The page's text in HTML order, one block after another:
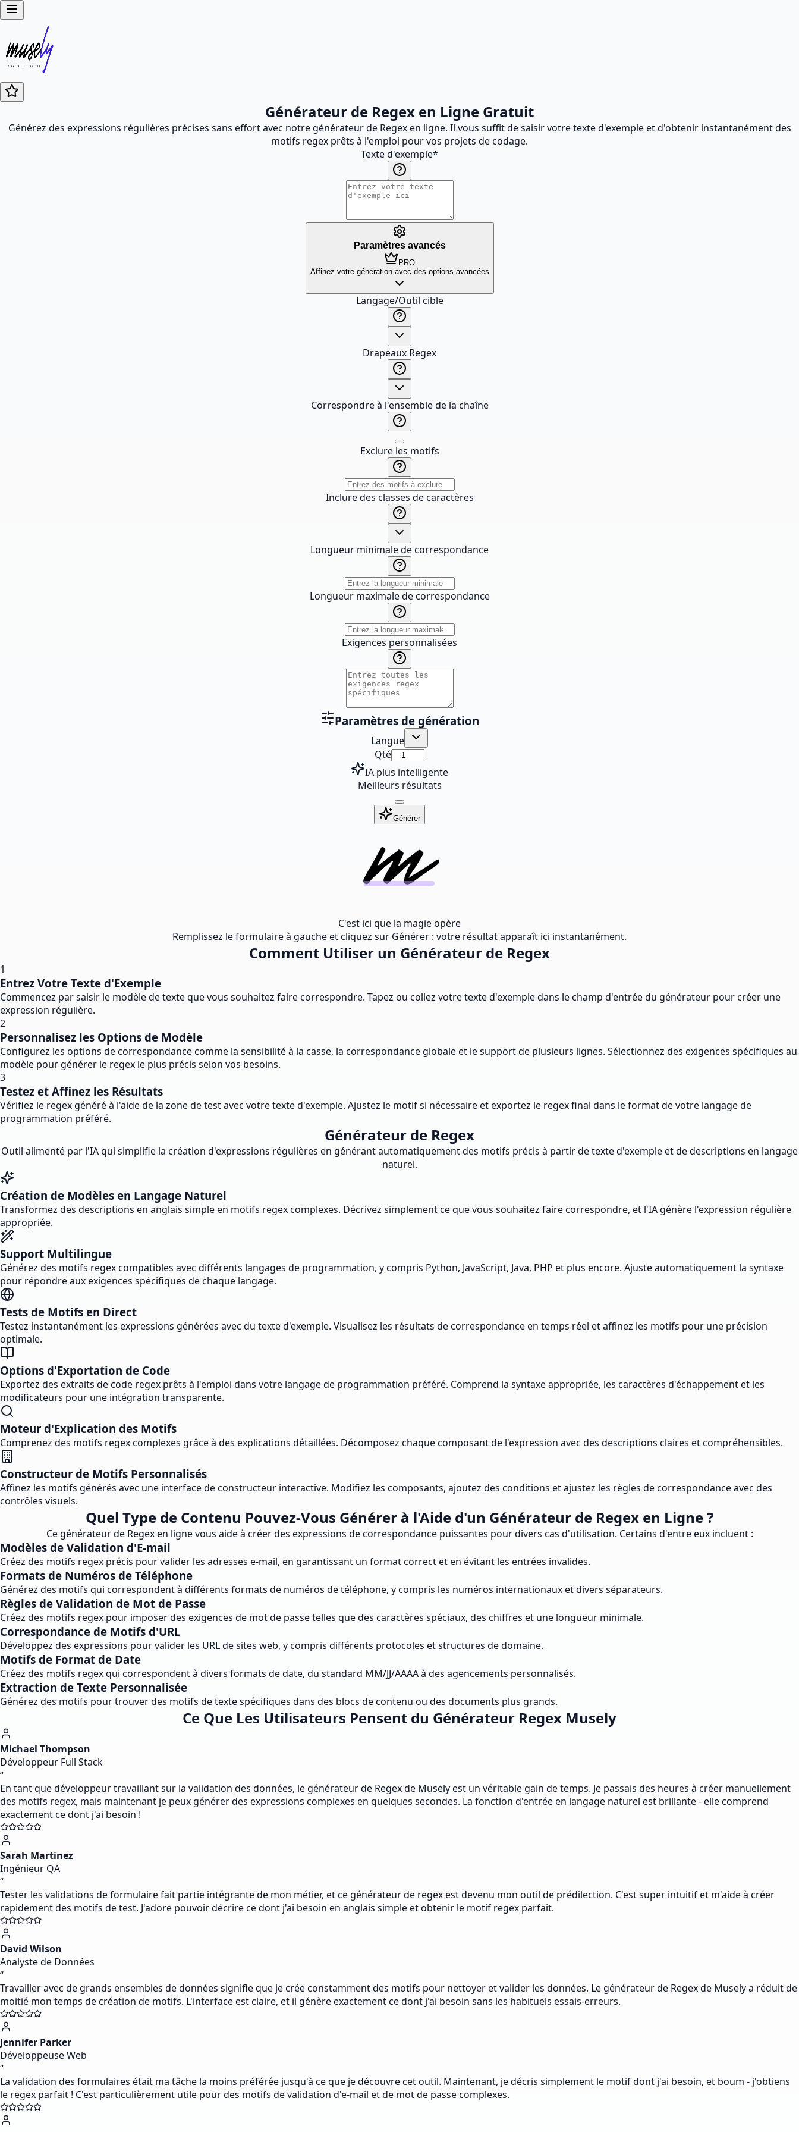
Générateur de Regex en Ligne Gratuit
Générez des expressions régulières précises sans effort avec notre générateur de Regex en ligne. Il vous suffit de saisir votre texte d'exemple et d'obtenir instantanément des
motifs regex prêts à l'emploi pour vos projets de codage.
Texte d'exemple*
Paramètres avancés
PRO
Affinez votre génération avec des options avancées
Langage/Outil cible
Drapeaux Regex
Correspondre à l'ensemble de la chaîne
Exclure les motifs
Inclure des classes de caractères
Longueur minimale de correspondance
Longueur maximale de correspondance
Exigences personnalisées
Paramètres de génération
Langue
Qté
IA plus intelligente
Meilleurs résultats
Générer
C'est ici que la magie opère
Remplissez le formulaire à gauche et cliquez sur Générer : votre résultat apparaît ici instantanément.
Comment Utiliser un Générateur de Regex
1
Entrez Votre Texte d'Exemple
Commencez par saisir le modèle de texte que vous souhaitez faire correspondre. Tapez ou collez votre texte d'exemple dans le champ d'entrée du générateur pour créer une
expression régulière.
2
Personnalisez les Options de Modèle
Configurez les options de correspondance comme la sensibilité à la casse, la correspondance globale et le support de plusieurs lignes. Sélectionnez des exigences spécifiques au
modèle pour générer le regex le plus précis selon vos besoins.
3
Testez et Affinez les Résultats
Vérifiez le regex généré à l'aide de la zone de test avec votre texte d'exemple. Ajustez le motif si nécessaire et exportez le regex final dans le format de votre langage de
programmation préféré.
Générateur de Regex
Outil alimenté par l'IA qui simplifie la création d'expressions régulières en générant automatiquement des motifs précis à partir de texte d'exemple et de descriptions en langage
naturel.
Création de Modèles en Langage Naturel
Transformez des descriptions en anglais simple en motifs regex complexes. Décrivez simplement ce que vous souhaitez faire correspondre, et l'IA génère l'expression régulière
appropriée.
Support Multilingue
Générez des motifs regex compatibles avec différents langages de programmation, y compris Python, JavaScript, Java, PHP et plus encore. Ajuste automatiquement la syntaxe
pour répondre aux exigences spécifiques de chaque langage.
Tests de Motifs en Direct
Testez instantanément les expressions générées avec du texte d'exemple. Visualisez les résultats de correspondance en temps réel et affinez les motifs pour une précision
optimale.
Options d'Exportation de Code
Exportez des extraits de code regex prêts à l'emploi dans votre langage de programmation préféré. Comprend la syntaxe appropriée, les caractères d'échappement et les
modificateurs pour une intégration transparente.
Moteur d'Explication des Motifs
Comprenez des motifs regex complexes grâce à des explications détaillées. Décomposez chaque composant de l'expression avec des descriptions claires et compréhensibles.
Constructeur de Motifs Personnalisés
Affinez les motifs générés avec une interface de constructeur interactive. Modifiez les composants, ajoutez des conditions et ajustez les règles de correspondance avec des
contrôles visuels.
Quel Type de Contenu Pouvez-Vous Générer à l'Aide d'un Générateur de Regex en Ligne ?
Ce générateur de Regex en ligne vous aide à créer des expressions de correspondance puissantes pour divers cas d'utilisation. Certains d'entre eux incluent :
Modèles de Validation d'E-mail
Créez des motifs regex précis pour valider les adresses e-mail, en garantissant un format correct et en évitant les entrées invalides.
Formats de Numéros de Téléphone
Générez des motifs qui correspondent à différents formats de numéros de téléphone, y compris les numéros internationaux et divers séparateurs.
Règles de Validation de Mot de Passe
Créez des motifs regex pour imposer des exigences de mot de passe telles que des caractères spéciaux, des chiffres et une longueur minimale.
Correspondance de Motifs d'URL
Développez des expressions pour valider les URL de sites web, y compris différents protocoles et structures de domaine.
Motifs de Format de Date
Créez des motifs regex qui correspondent à divers formats de date, du standard MM/JJ/AAAA à des agencements personnalisés.
Extraction de Texte Personnalisée
Générez des motifs pour trouver des motifs de texte spécifiques dans des blocs de contenu ou des documents plus grands.
Ce Que Les Utilisateurs Pensent du Générateur Regex Musely
Michael Thompson
Développeur Full Stack
“
En tant que développeur travaillant sur la validation des données, le générateur de Regex de Musely est un véritable gain de temps. Je passais des heures à créer manuellement
des motifs regex, mais maintenant je peux générer des expressions complexes en quelques secondes. La fonction d'entrée en langage naturel est brillante - elle comprend
exactement ce dont j'ai besoin !
Sarah Martinez
Ingénieur QA
“
Tester les validations de formulaire fait partie intégrante de mon métier, et ce générateur de regex est devenu mon outil de prédilection. C'est super intuitif et m'aide à créer
rapidement des motifs de test. J'adore pouvoir décrire ce dont j'ai besoin en anglais simple et obtenir le motif regex parfait.
David Wilson
Analyste de Données
“
Travailler avec de grands ensembles de données signifie que je crée constamment des motifs pour nettoyer et valider les données. Le générateur de Regex de Musely a réduit de
moitié mon temps de création de motifs. L'interface est claire, et il génère exactement ce dont j'ai besoin sans les habituels essais-erreurs.
Jennifer Parker
Développeuse Web
“
La validation des formulaires était ma tâche la moins préférée jusqu'à ce que je découvre cet outil. Maintenant, je décris simplement le motif dont j'ai besoin, et boum - j'obtiens
le regex parfait ! C'est particulièrement utile pour des motifs de validation d'e-mail et de mot de passe complexes.